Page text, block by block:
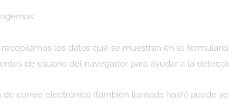
los datos que se muestran en el
de usuario del navegador para ayudar a la
correo electrónico (también llamada hash) puede